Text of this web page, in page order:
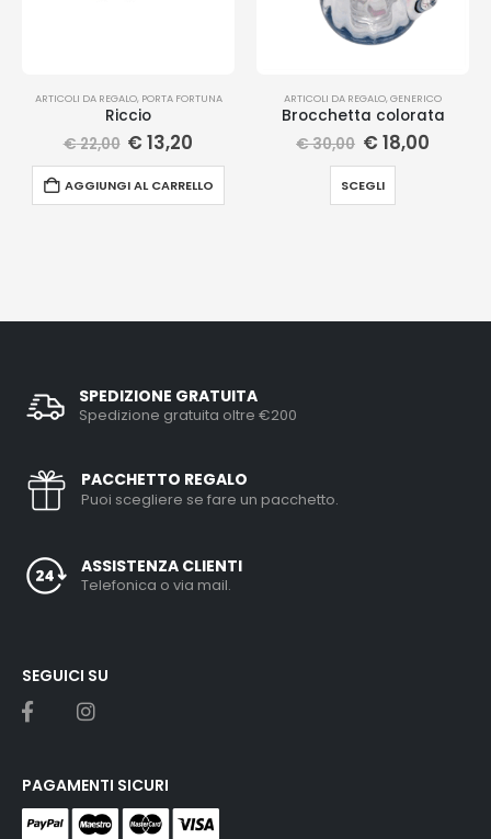
ARTICOLI DA REGALO, PORTA FORTUNA
Riccio
€22,00 € 13,20
AGGIUNGI AL CARRELLO
ARTICOLI DA REGALO,GENERICO
Brocchetta colorata
€30,00 € 18,00
SCEGLI
SPEDIZIONE GRATUITA
Spedizione gratuita oltre €200
PACCHETTO REGALO
Puoi scegliere se fare un pacchetto.
ASSISTENZA CLIENTI
Telefonica o via mail.
SEGUICI SU
PAGAMENTI SICURI